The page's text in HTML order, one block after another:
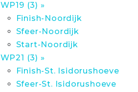
WP19 (3) »
Finish-Noordijk
Sfeer-Noordijk
Start-Noordijk
WP21 (3) »
Finish-St. Isidorushoeve
Sfeer-St. Isidorushoeve